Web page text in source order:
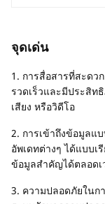
จุดเด่น
1. การสื่อสารที่สะดว
รวดเร็วและมีประสิท
เสียง หรือวิดีโอ
2. การเข้าถึงข้อมูลแ
อัพเดทต่างๆ ได้แบบ
ข้อมูลสำคัญได้ตลอดเ
3. ความปลอดภัยในก